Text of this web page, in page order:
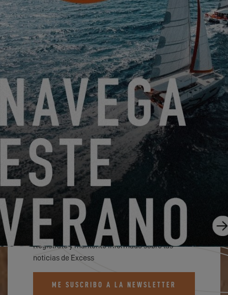
EXCESS OWNER’S STORIES – HATEM B.
SUSCRÍBETE AL BOLETÍN DE
EXCESS
Regístrate y mantente informado sobre las
noticias de Excess
ME SUSCRIBO A LA NEWSLETTER